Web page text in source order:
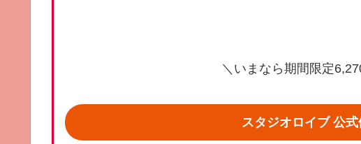
＼いまなら期間限定
スタジオロイブ 公